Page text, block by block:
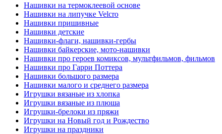
Нашивки на термоклеевой основе
Нашивки на липучке Velcro
Нашивки пришивные
Нашивки детские
Нашивки-флаги, нашивки-гербы
Нашивки байкерские, мото-нашивки
Нашивки про героев комиксов, мультфильмов, фильмов
Нашивки про Гарри Поттера
Нашивки большого размера
Нашивки малого и среднего размера
Игрушки вязаные из хлопка
Игрушки вязаные из плюша
Игрушки-брелоки из пряжи
Игрушки на Новый год и Рождество
Игрушки на праздники